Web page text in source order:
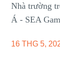
Nhà trường
Á - SEA
16 THG 5,